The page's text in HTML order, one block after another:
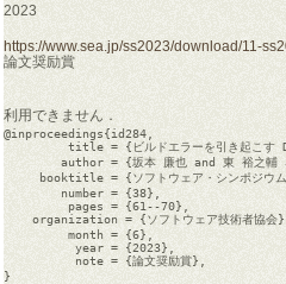
2023
https://www.sea.jp/ss2023/download/11-
論文奨励賞
利用できません．
@inproceedings{id284,
title = {ビルドエラーを引き起こす
author = {坂本 廉也 and 東 裕之輔
booktitle = {ソフトウェア・シンポジウ
        number = {38},
         pages = {61--70},
organization = {ソフトウェア技術者協会
         month = {6},
          year = {2023},
          note = {論文奨励賞},
}